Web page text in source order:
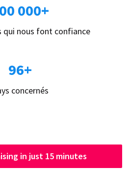
000+
qui nous font confiance
96+
concernés
in just 15 minutes